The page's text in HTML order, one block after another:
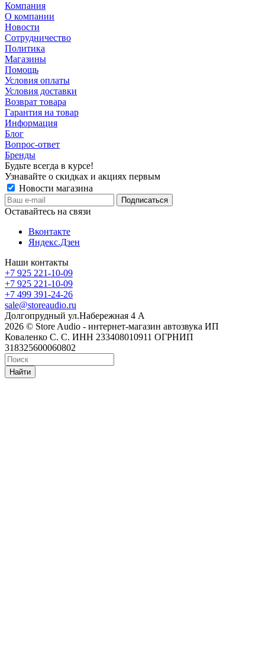
Компания
О компании
Новости
Сотрудничество
Политика
Магазины
Помощь
Условия оплаты
Условия доставки
Возврат товара
Гарантия на товар
Информация
Блог
Вопрос-ответ
Бренды
Будьте всегда в курсе!
Узнавайте о скидках и акциях первым
Новости магазина
Оставайтесь на связи
Вконтакте
Яндекс.Дзен
Наши контакты
+7 925 221-10-09
+7 925 221-10-09
+7 499 391-24-26
sale@storeaudio.ru
Долгопрудный ул.Набережная 4 А
2026 © Store Audio - интернет-магазин автозвука ИП
Коваленко С. С. ИНН 233408010911 ОГРНИП
318325600060802
Найти